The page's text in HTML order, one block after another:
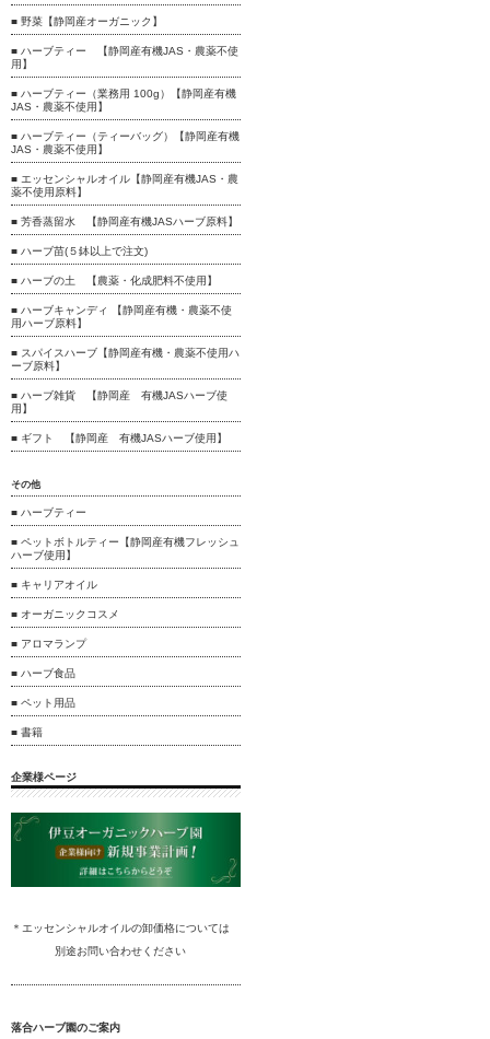
■ 野菜【静岡産オーガニック】
■ ハーブティー 【静岡産有機JAS・農薬不使
用】
■ ハーブティー（業務用 100g）【静岡産有機
JAS・農薬不使用】
■ ハーブティー（ティーバッグ）【静岡産有機
JAS・農薬不使用】
■ エッセンシャルオイル【静岡産有機JAS・農
薬不使用原料】
■ 芳香蒸留水 【静岡産有機JASハーブ原料】
■ ハーブ苗(５鉢以上で注文)
■ ハーブの土 【農薬・化成肥料不使用】
■ ハーブキャンディ 【静岡産有機・農薬不使
用ハーブ原料】
■ スパイスハーブ【静岡産有機・農薬不使用ハ
ーブ原料】
■ ハーブ雑貨 【静岡産 有機JASハーブ使
用】
■ ギフト 【静岡産 有機JASハーブ使用】
その他
■ ハーブティー
■ ペットボトルティー【静岡産有機フレッシュ
ハーブ使用】
■ キャリアオイル
■ オーガニックコスメ
■ アロマランプ
■ ハーブ食品
■ ペット用品
■ 書籍
企業様ページ
＊エッセンシャルオイルの卸価格については
別途お問い合わせください
落合ハーブ園のご案内